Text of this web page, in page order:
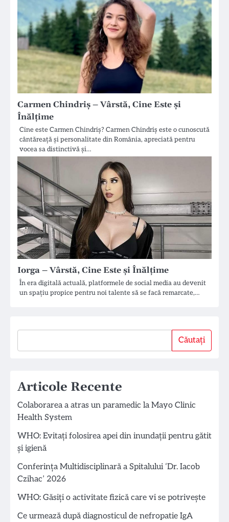
Carmen Chindriș – Vârstă, Cine Este și
Înălțime
Cine este Carmen Chindriș? Carmen Chindriș este o cunoscută
cântăreață și personalitate din România, apreciată pentru
vocea sa distinctivă și…
Iorga – Vârstă, Cine Este și Înălțime
În era digitală actuală, platformele de social media au devenit
un spațiu propice pentru noi talente să se facă remarcate,…
Căutați
Articole Recente
Colaborarea a atras un paramedic la Mayo Clinic
Health System
WHO: Evitați folosirea apei din inundații pentru gătit
și igienă
Conferința Multidisciplinară a Spitalului ‘Dr. Iacob
Czihac’ 2026
WHO: Găsiți o activitate fizică care vi se potrivește
Ce urmează după diagnosticul de nefropatie IgA